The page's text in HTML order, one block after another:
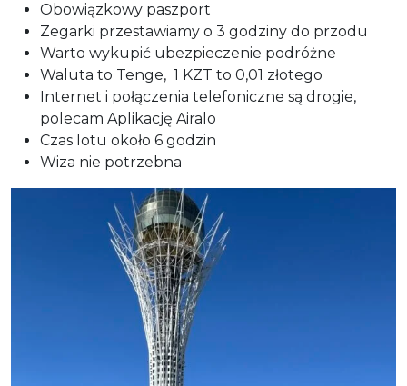
Obowiązkowy paszport
Zegarki przestawiamy o 3 godziny do przodu
Warto wykupić ubezpieczenie podróżne
Waluta to Tenge, 1 KZT to 0,01 złotego
Internet i połączenia telefoniczne są drogie,
polecam Aplikację Airalo
Czas lotu około 6 godzin
Wiza nie potrzebna